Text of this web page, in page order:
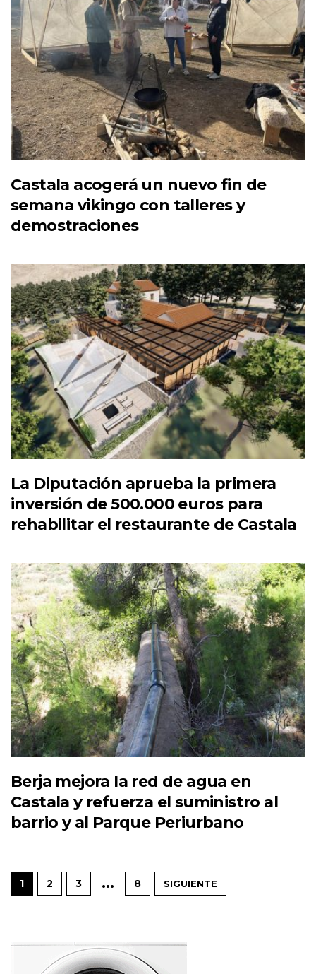
Castala acogerá un nuevo fin de
semana vikingo con talleres y
demostraciones
La Diputación aprueba la primera
inversión de 500.000 euros para
rehabilitar el restaurante de Castala
Berja mejora la red de agua en
Castala y refuerza el suministro al
barrio y al Parque Periurbano
1 2 3 … 8 SIGUIENTE